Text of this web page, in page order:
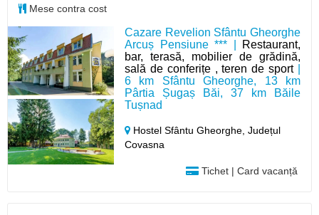
Cazare Revelion Sfântu Gheorghe
Arcuș Pensiune *** |
Restaurant,
bar, terasă, mobilier de grădină,
sală de conferițe , teren de sport|
6 km Sfântu Gheorghe, 13 km
Pârtia Șugaș Băi, 37 km Băile
Tușnad
Hostel Sfântu Gheorghe,Județul
Covasna
Tichet | Card vacanță
Mese contra cost